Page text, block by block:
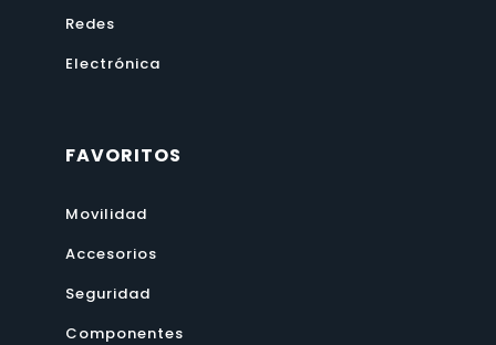
Redes
Electrónica
FAVORITOS
Movilidad
Accesorios
Seguridad
Componentes